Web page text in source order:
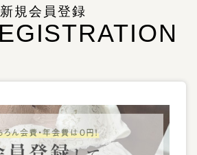
新規会員登録